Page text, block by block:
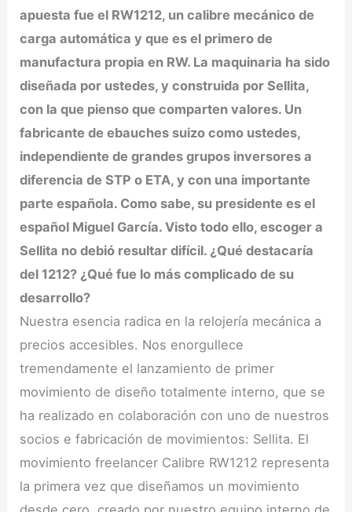
apuesta fue el RW1212, un calibre mecánico de
carga automática y que es el primero de
manufactura propia en RW. La maquinaria ha sido
diseñada por ustedes, y construida por Sellita,
con la que pienso que comparten valores. Un
fabricante de ebauches suizo como ustedes,
independiente de grandes grupos inversores a
diferencia de STP o ETA, y con una importante
parte española. Como sabe, su presidente es el
español Miguel García. Visto todo ello, escoger a
Sellita no debió resultar difícil. ¿Qué destacaría
del 1212? ¿Qué fue lo más complicado de su
desarrollo?
Nuestra esencia radica en la relojería mecánica a
precios accesibles. Nos enorgullece
tremendamente el lanzamiento de primer
movimiento de diseño totalmente interno, que se
ha realizado en colaboración con uno de nuestros
socios e fabricación de movimientos: Sellita. El
movimiento freelancer Calibre RW1212 representa
la primera vez que diseñamos un movimiento